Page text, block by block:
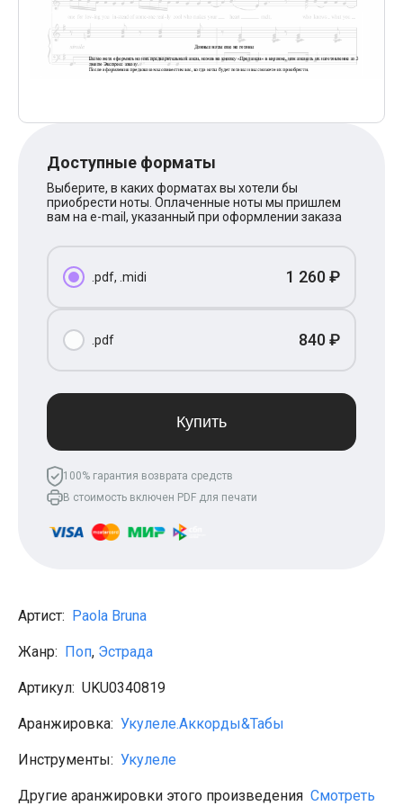
XOLIDAYBOY
Ваня Дмитриенко
Анна Герман
Полина Гагарина
HammAli
Billie Eilish
Макс Корж
Алена Швец
Руки Вверх
Мария Чайковская
Клава Кока
Владимир Пресняков
Мари Краймбрери
Лариса Долина
Король и шут
ДДТ
Сплин
Агата Кристи
Чиж
KSB
Доступные форматы
Выберите, в каких форматах вы хотели бы
приобрести ноты. Оплаченные ноты мы пришлем
вам на e-mail, указанный при оформлении заказа
.pdf, .midi 1 260 ₽
.pdf 840 ₽
Купить
100% гарантия возврата средств
В стоимость включен PDF для печати
Артист: Paola Bruna
Жанр: Поп, Эстрада
Артикул: UKU0340819
Аранжировка: Укулеле.Аккорды&Табы
Инструменты: Укулеле
Другие аранжировки этого произведения Смотреть